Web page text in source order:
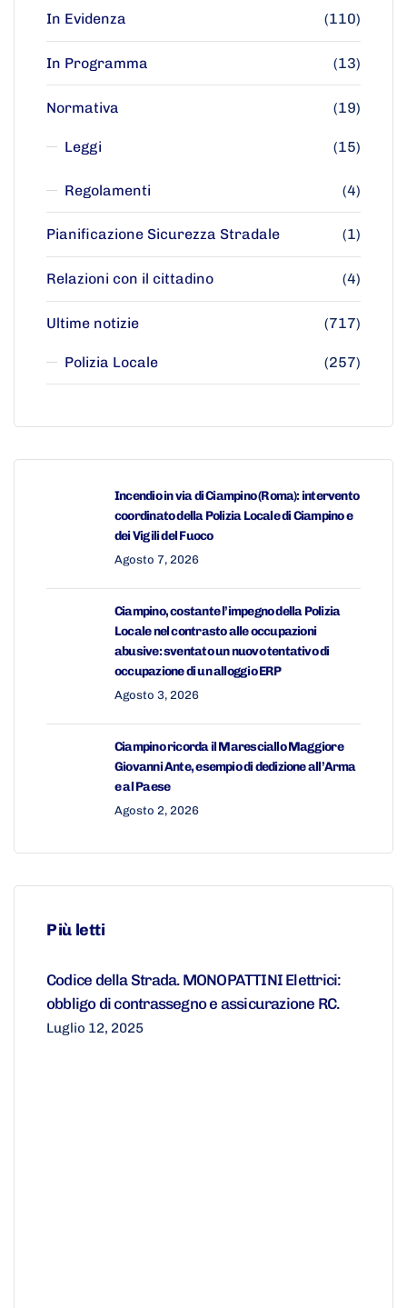
In Evidenza (110)
In Programma (13)
Normativa (19)
Leggi (15)
Regolamenti (4)
Pianificazione Sicurezza Stradale (1)
Relazioni con il cittadino (4)
Ultime notizie (717)
Polizia Locale (257)
Incendio in via di Ciampino (Roma): intervento
coordinato della Polizia Locale di Ciampino e
dei Vigili del Fuoco
Agosto 7, 2026
Ciampino, costante l’impegno della Polizia
Locale nel contrasto alle occupazioni
abusive: sventato un nuovo tentativo di
occupazione di un alloggio ERP
Agosto 3, 2026
Ciampino ricorda il Maresciallo Maggiore
Giovanni Ante, esempio di dedizione all’Arma
e al Paese
Agosto 2, 2026
Più letti
Codice della Strada. MONOPATTINI Elettrici:
obbligo di contrassegno e assicurazione RC.
Luglio 12, 2025